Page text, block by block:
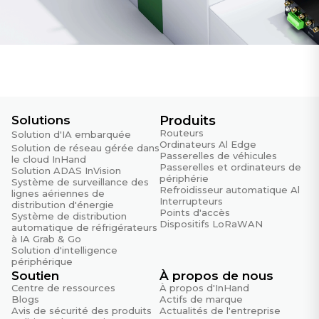
Solutions
Solution d'IA embarquée
Solution de réseau gérée dans
le cloud InHand
Solution ADAS InVision
Système de surveillance des
lignes aériennes de
distribution d'énergie
Système de distribution
automatique de réfrigérateurs
à IA Grab & Go
Solution d'intelligence
périphérique
Produits
Routeurs
Ordinateurs Al Edge
Passerelles de véhicules
Passerelles et ordinateurs de
périphérie
Refroidisseur automatique Al
Interrupteurs
Points d'accès
Dispositifs LoRaWAN
Soutien
Centre de ressources
Blogs
Avis de sécurité des produits
À propos de nous
À propos d'InHand
Actifs de marque
Actualités de l'entreprise